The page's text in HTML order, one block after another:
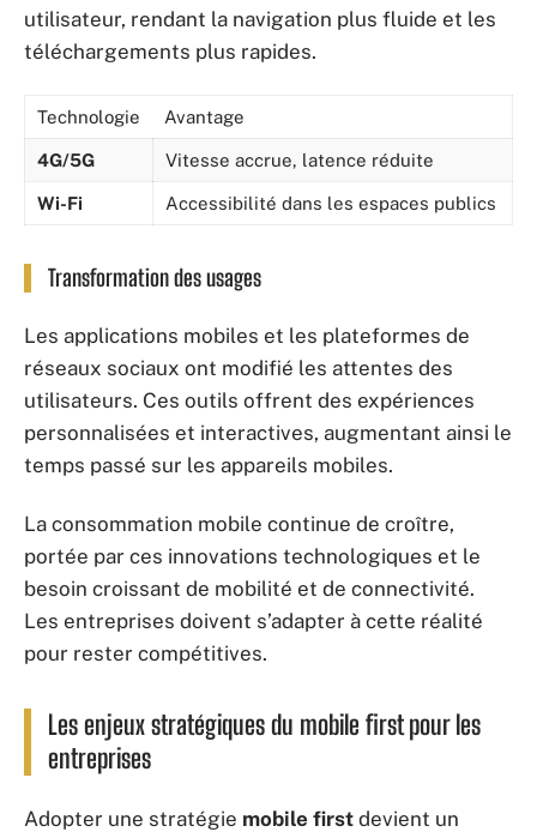
utilisateur, rendant la navigation plus fluide et les
téléchargements plus rapides.
Technologie Avantage
4G/5G Vitesse accrue, latence réduite
Wi-Fi Accessibilité dans les espaces publics
Transformation des usages
Les applications mobiles et les plateformes de
réseaux sociaux ont modifié les attentes des
utilisateurs. Ces outils offrent des expériences
personnalisées et interactives, augmentant ainsi le
temps passé sur les appareils mobiles.
La consommation mobile continue de croître,
portée par ces innovations technologiques et le
besoin croissant de mobilité et de connectivité.
Les entreprises doivent s’adapter à cette réalité
pour rester compétitives.
Les enjeux stratégiques du mobile first pour les
entreprises
Adopter une stratégie mobile first devient un